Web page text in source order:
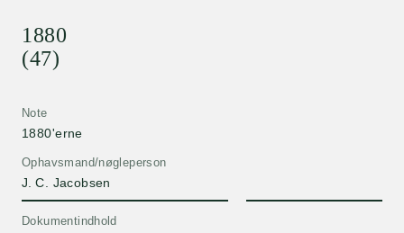
1880
(47)
Ophavsmand/nøgleperson
J. C. Jacobsen
Note
1880'erne
Dokumentindhold